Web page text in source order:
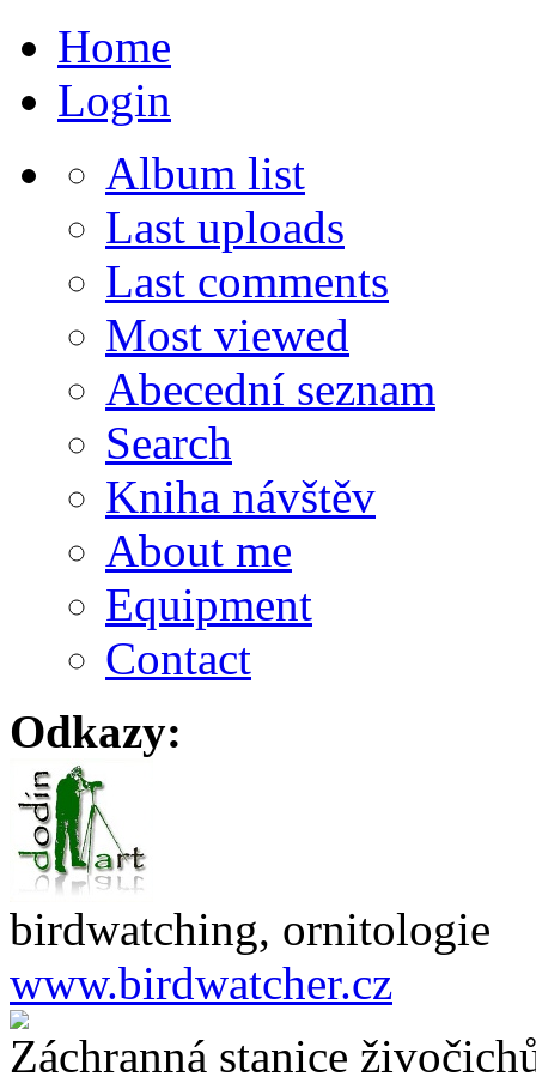
Home
Login
Album list
Last uploads
Last comments
Most viewed
Abecední seznam
Search
Kniha návštěv
About me
Equipment
Contact
Odkazy:
birdwatching, ornitologie
www.birdwatcher.cz
Záchranná stanice